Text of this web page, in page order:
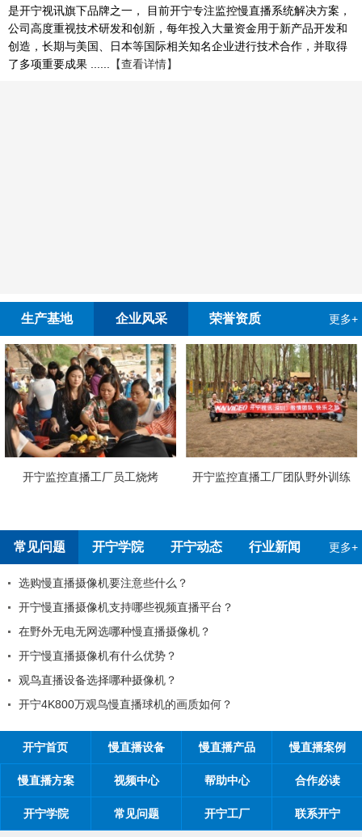
是开宁视讯旗下品牌之一， 目前开宁专注监控慢直播系统解决方案，
公司高度重视技术研发和创新，每年投入大量资金用于新产品开发和
创造，长期与美国、日本等国际相关知名企业进行技术合作，并取得
了多项重要成果 ......
【查看详情】
生产基地 企业风采 荣誉资质 更多+
开宁监控直播工厂团队野外训练
常见问题 开宁学院 开宁动态 行业新闻 更多+
什么？
视频直播平台？
播摄像机？
势？
机？
机的画质如何？
开宁首页 慢直播设备 慢直播产品 慢直播案例
慢直播方案 视频中心 帮助中心 合作必读
开宁学院 常见问题 开宁工厂 联系开宁